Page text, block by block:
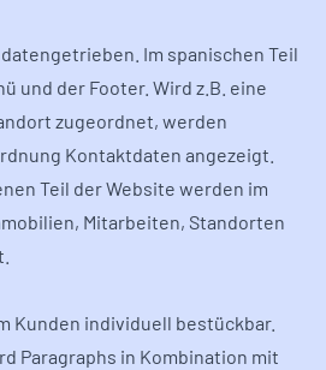
Im spanischen Teil
und der Footer. Wird z.B. eine
zugeordnet, werden
Kontaktdaten angezeigt.
Teil der Website werden im
Mitarbeiten, Standorten
Kunden individuell bestückbar.
Paragraphs in Kombination mit